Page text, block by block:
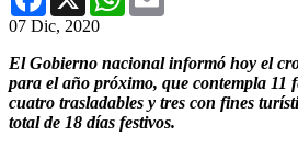
07 Dic, 2020
El Gobierno nacional informó hoy el
para el año próximo, que contempla 11
cuatro trasladables y tres con fines
total de 18 días festivos.